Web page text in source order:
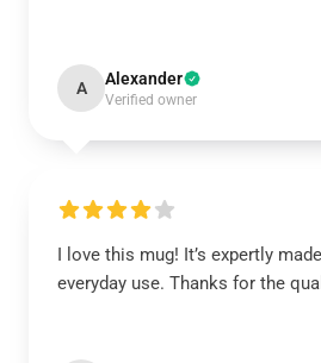
A Alexander
Verified owner
I love this mug! It’s expertly
everyday use. Thanks for the